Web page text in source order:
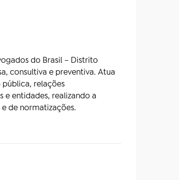
do Brasil – Distrito
consultiva e preventiva. Atua
pública, relações
e entidades, realizando a
de normatizações.